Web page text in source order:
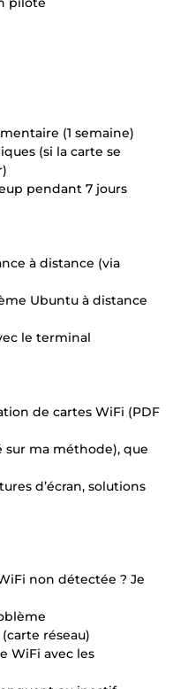
(1 semaine)
(si la carte se
pendant 7 jours
à distance (via
Ubuntu à distance
le terminal
de cartes WiFi (PDF
sur ma méthode), que
d’écran, solutions
non détectée ? Je
réseau)
WiFi avec les